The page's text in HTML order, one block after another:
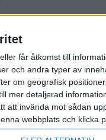
får åtkomst till
och andra typer av
om geografisk
mer detaljerad
att invända mot sådan
webbplats och klicka
Riktlinjer Villkor